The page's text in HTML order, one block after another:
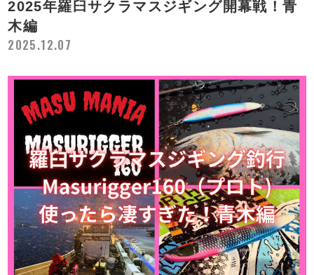
2025年羅臼サクラマスジギング開幕戦！青
木編
2025.12.07